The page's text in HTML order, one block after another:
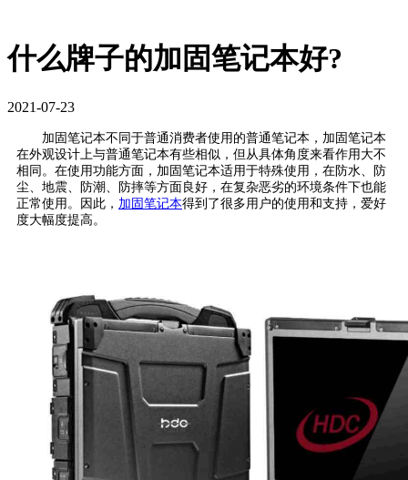
什么牌子的加固笔记本好?
2021-07-23
加固笔记本不同于普通消费者使用的普通笔记本，加固笔记本
在外观设计上与普通笔记本有些相似，但从具体角度来看作用大不
相同。在使用功能方面，加固笔记本适用于特殊使用，在防水、防
尘、地震、防潮、防摔等方面良好，在复杂恶劣的环境条件下也能
正常使用。因此， 加固笔记本得到了很多用户的使用和支持，爱好
度大幅度提高。